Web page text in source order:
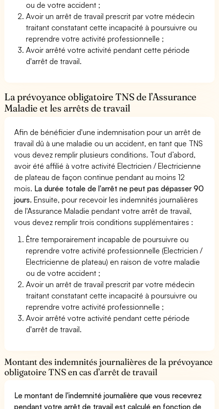
ou de votre accident ;
Avoir un arrêt de travail prescrit par votre médecin
traitant constatant cette incapacité à poursuivre ou
reprendre votre activité professionnelle ;
Avoir arrêté votre activité pendant cette période
d'arrêt de travail.
La prévoyance obligatoire TNS de l’Assurance
Maladie et les arrêts de travail
Afin de bénéficier d'une indemnisation pour un arrêt de
travail dû à une maladie ou un accident, en tant que TNS
vous devez remplir plusieurs conditions. Tout d’abord,
avoir été affilié à votre activité Electricien / Electricienne
de plateau de façon continue pendant au moins 12
mois. La durée totale de l'arrêt ne peut pas dépasser 90
jours. Ensuite, pour recevoir les indemnités journalières
de l'Assurance Maladie pendant votre arrêt de travail,
vous devez remplir trois conditions supplémentaires :
Être temporairement incapable de poursuivre ou
reprendre votre activité professionnelle (Electricien /
Electricienne de plateau) en raison de votre maladie
ou de votre accident ;
Avoir un arrêt de travail prescrit par votre médecin
traitant constatant cette incapacité à poursuivre ou
reprendre votre activité professionnelle ;
Avoir arrêté votre activité pendant cette période
d'arrêt de travail.
Montant des indemnités journalières de la prévoyance
obligatoire TNS en cas d’arrêt de travail
Le montant de l'indemnité journalière que vous recevrez
pendant votre arrêt de travail est calculé en fonction de